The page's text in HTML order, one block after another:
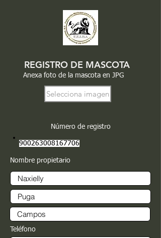
REGISTRO DE MASCOTA
Anexa foto de la mascota en JPG
Selecciona imagen
Número de registro
900263008167706
Nombre propietario
Teléfono